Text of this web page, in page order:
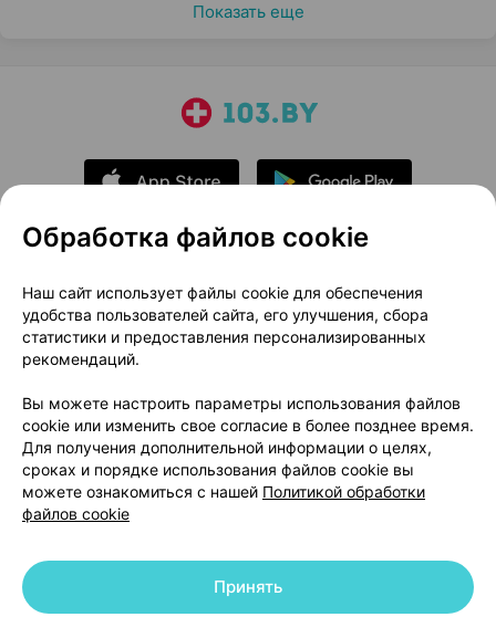
Показать еще
О проекте
Новости проекта
Размещение рекламы
Медицинский маркетинг
Публичный договор
Доставка
Способы оплаты
Вакансии
Партнеры
Написать руководителю 103.by
Написать в поддержку
Персональные настройки Cookie
© 2026 ООО «Артокс Лаб», УНП 191700409 | 220012, Республика Беларусь,
Обработка файлов cookie
Наш сайт использует файлы cookie для обеспечения
удобства пользователей сайта, его улучшения, сбора
статистики и предоставления персонализированных
рекомендаций.
Вы можете настроить параметры использования файлов
cookie или изменить свое согласие в более позднее время.
Для получения дополнительной информации о целях,
сроках и порядке использования файлов cookie вы
можете ознакомиться с нашей Политикой обработки
файлов cookie
Принять